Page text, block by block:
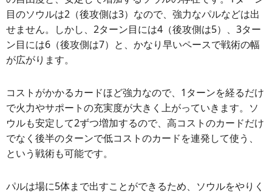
目のソウルは2（後攻側は3）なので、強力なパルなどは出
せません。しかし、2ターン目には4（後攻側は5）、3ター
ン目には6（後攻側は7）と、かなり早いペースで戦術の幅
が広がります。
コストがかかるカードほど強力なので、1ターンを経るだけ
で火力やサポートの充実度が大きく上がっていきます。ソ
ウルも安定して2ずつ増加するので、高コストのカードだけ
でなく後半のターンで低コストのカードを連発して使う、
という戦術も可能です。
パルは場に5体まで出すことができるため、ソウルをやりく